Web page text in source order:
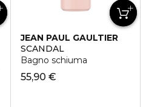
JEAN PAUL GAULTIER
SCANDAL
Bagno schiuma
55,90 €